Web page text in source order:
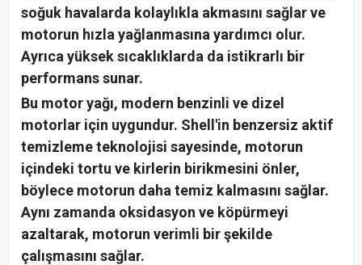
soğuk havalarda kolaylıkla akmasını sağlar ve
motorun hızla yağlanmasına yardımcı olur.
Ayrıca yüksek sıcaklıklarda da istikrarlı bir
performans sunar.
Bu motor yağı, modern benzinli ve dizel
motorlar için uygundur. Shell'in benzersiz aktif
temizleme teknolojisi sayesinde, motorun
içindeki tortu ve kirlerin birikmesini önler,
böylece motorun daha temiz kalmasını sağlar.
Aynı zamanda oksidasyon ve köpürmeyi
azaltarak, motorun verimli bir şekilde
çalışmasını sağlar.